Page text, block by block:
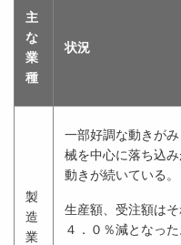
主
な
業
種
状況
製
造
業
一部好調な動きが
械を中心に落ち込
動きが続いている。
生産額、受注額は
４．０％減となった